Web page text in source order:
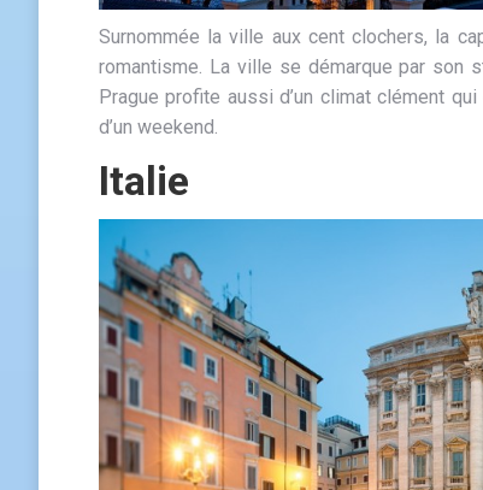
Surnommée la ville aux cent clochers, la
romantisme. La ville se démarque par son
Prague profite aussi d’un climat clément
d’un weekend.
Italie